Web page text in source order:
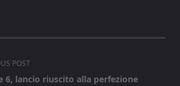
POST
6, lancio riuscito alla perfezione